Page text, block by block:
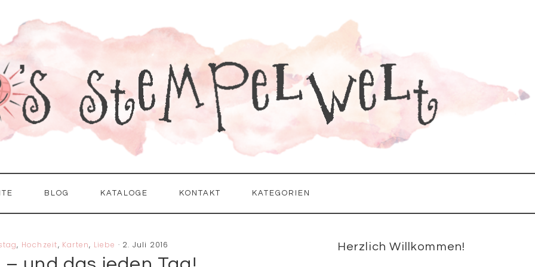
BLOG KATALOGE KONTAKT KATEGORIEN
, Hochzeit, Karten, Liebe · 2. Juli 2016 Seitenspalte
Herzlich Willkommen!